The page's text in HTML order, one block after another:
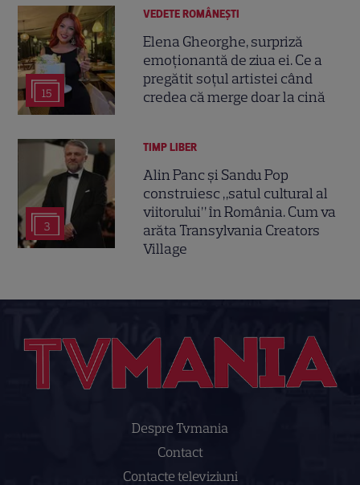
15
VEDETE ROMÂNEŞTI
Elena Gheorghe, surpriză
emoționantă de ziua ei. Ce a
pregătit soțul artistei când
credea că merge doar la cină
3
TIMP LIBER
Alin Panc și Sandu Pop
construiesc „satul cultural al
viitorului” în România. Cum va
arăta Transylvania Creators
Village
Despre Tvmania
Contact
Contacte televiziuni